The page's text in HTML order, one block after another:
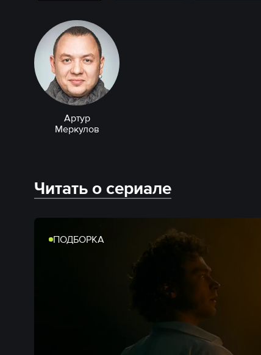
Артур
Меркулов
Читать о сериале
ПОДБОРКА